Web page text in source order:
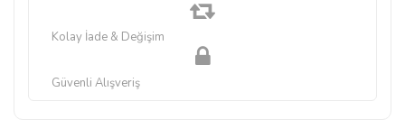
Kolay İade & Değişim
Güvenli Alışveriş